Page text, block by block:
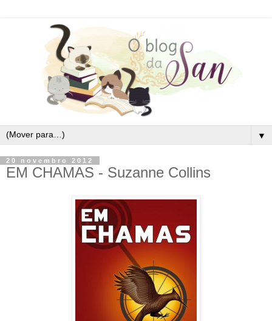
▼
20 novembro 2012
EM CHAMAS - Suzanne Collins